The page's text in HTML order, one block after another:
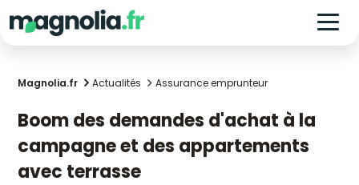
Magnolia.fr Actualités Assurance emprunteur
Boom des demandes d'achat à la
campagne et des appartements
avec terrasse